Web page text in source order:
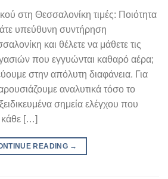
στη Θεσσαλονίκη τιμές: Ποιότητα
υπεύθυνη συντήρηση
και θέλετε να μάθετε τις
που εγγυώνται καθαρό αέρα;
στην απόλυτη διαφάνεια. Για
αναλυτικά τόσο το
σημεία ελέγχου που
κάθε […]
READING →